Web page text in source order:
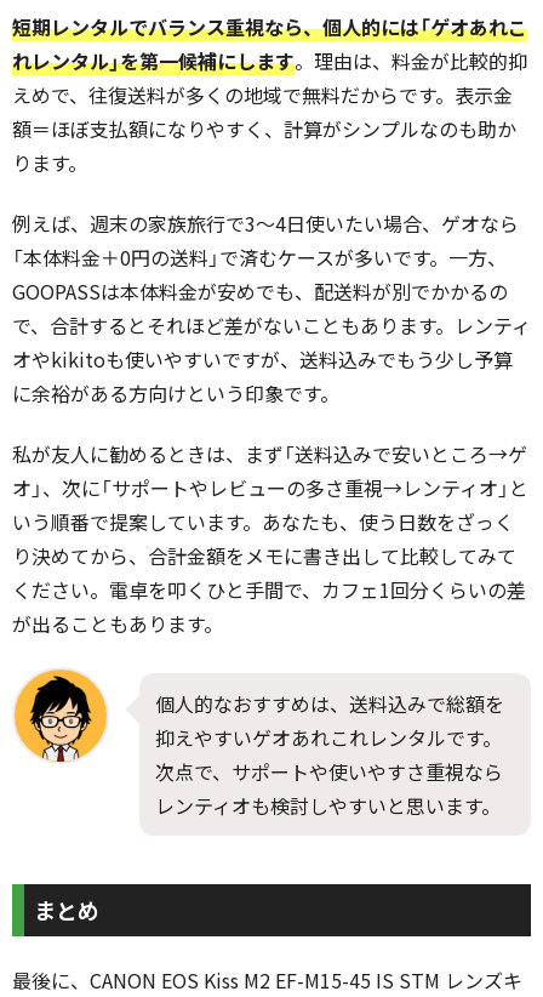
短期レンタルでバランス重視なら、個人的には「ゲオあれこ
れレンタル」を第一候補にします。理由は、料金が比較的抑
えめで、往復送料が多くの地域で無料だからです。表示金
額＝ほぼ支払額になりやすく、計算がシンプルなのも助か
ります。
例えば、週末の家族旅行で3〜4日使いたい場合、ゲオなら
「本体料金＋0円の送料」で済むケースが多いです。一方、
GOOPASSは本体料金が安めでも、配送料が別でかかるの
で、合計するとそれほど差がないこともあります。レンティ
オやkikitoも使いやすいですが、送料込みでもう少し予算
に余裕がある方向けという印象です。
私が友人に勧めるときは、まず「送料込みで安いところ→ゲ
オ」、次に「サポートやレビューの多さ重視→レンティオ」と
いう順番で提案しています。あなたも、使う日数をざっく
り決めてから、合計金額をメモに書き出して比較してみて
ください。電卓を叩くひと手間で、カフェ1回分くらいの差
が出ることもあります。
個人的なおすすめは、送料込みで総額を
抑えやすいゲオあれこれレンタルです。
次点で、サポートや使いやすさ重視なら
レンティオも検討しやすいと思います。
まとめ
最後に、CANON EOS Kiss M2 EF-M15-45 IS STM レンズキ